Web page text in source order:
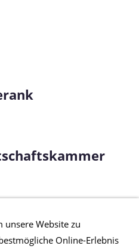
unsere Website zu
Online-Erlebnis